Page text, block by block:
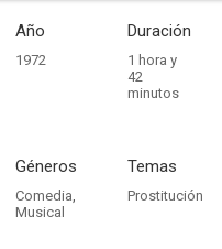
Año
1972
Duración
1 hora y
42
minutos
Géneros
Comedia,
Musical
Temas
Prostitución